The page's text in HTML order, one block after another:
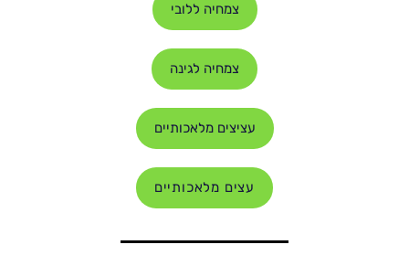
צמחיה ללובי
צמחיה לגינה
עציצים מלאכותיים
עצים מלאכותיים